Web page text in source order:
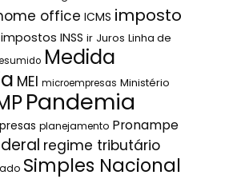
office ICMS imposto
impostos INSS ir Juros Linha de
Medida
MEI microempresas Ministério
Pandemia
planejamento Pronampe
regime tributário
Simples Nacional